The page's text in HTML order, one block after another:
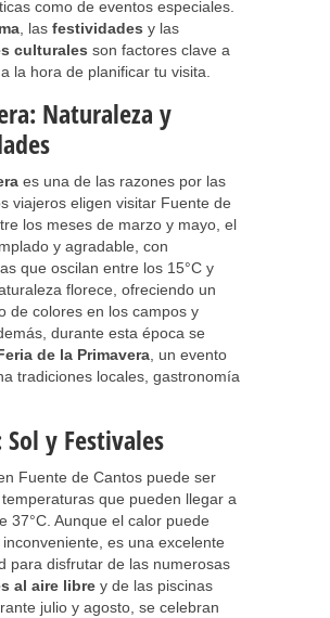
como de eventos especiales.
, las festividades y las
culturales son factores clave a
la hora de planificar tu visita.
Naturaleza y
es una de las razones por las
viajeros eligen visitar Fuente de
los meses de marzo y mayo, el
y agradable, con
que oscilan entre los 15°C y
florece, ofreciendo un
de colores en los campos y
durante esta época se
de la Primavera , un evento
tradiciones locales, gastronomía
y Festivales
Fuente de Cantos puede ser
que pueden llegar a
37°C. Aunque el calor puede
es una excelente
para disfrutar de las numerosas
al aire libre y de las piscinas
julio y agosto, se celebran